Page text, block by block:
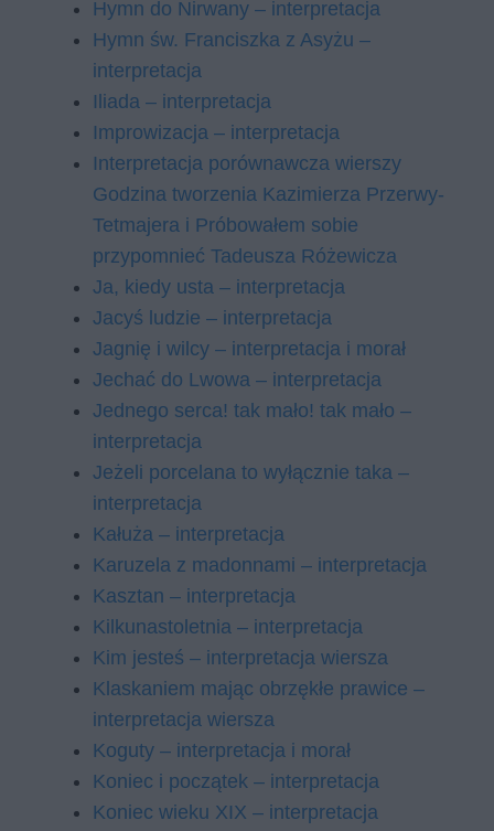
Hymn do Nirwany – interpretacja
Hymn św. Franciszka z Asyżu –
interpretacja
Iliada – interpretacja
Improwizacja – interpretacja
Interpretacja porównawcza wierszy
Godzina tworzenia Kazimierza Przerwy-
Tetmajera i Próbowałem sobie
przypomnieć Tadeusza Różewicza
Ja, kiedy usta – interpretacja
Jacyś ludzie – interpretacja
Jagnię i wilcy – interpretacja i morał
Jechać do Lwowa – interpretacja
Jednego serca! tak mało! tak mało –
interpretacja
Jeżeli porcelana to wyłącznie taka –
interpretacja
Kałuża – interpretacja
Karuzela z madonnami – interpretacja
Kasztan – interpretacja
Kilkunastoletnia – interpretacja
Kim jesteś – interpretacja wiersza
Klaskaniem mając obrzękłe prawice –
interpretacja wiersza
Koguty – interpretacja i morał
Koniec i początek – interpretacja
Koniec wieku XIX – interpretacja